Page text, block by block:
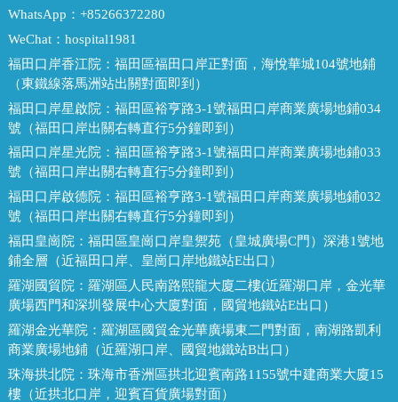
WhatsApp： +85266372280
WeChat： hospital1981
福田口岸香江院： 福田區福田口岸正對面，海悅華城104號地鋪
（東鐵線落馬洲站出關對面即到）
福田口岸星啟院： 福田區裕亨路3-1號福田口岸商業廣場地鋪034
號（福田口岸出關右轉直行5分鐘即到）
福田口岸星光院： 福田區裕亨路3-1號福田口岸商業廣場地鋪033
號（福田口岸出關右轉直行5分鐘即到）
福田口岸啟德院： 福田區裕亨路3-1號福田口岸商業廣場地鋪032
號（福田口岸出關右轉直行5分鐘即到）
福田皇崗院： 福田區皇崗口岸皇禦苑（皇城廣場C門）深港1號地
鋪全層（近福田口岸、皇崗口岸地鐵站E出口）
羅湖國貿院： 羅湖區人民南路熙龍大廈二樓(近羅湖口岸，金光華
廣場西門和深圳發展中心大廈對面，國貿地鐵站E出口）
羅湖金光華院： 羅湖區國貿金光華廣場東二門對面，南湖路凱利
商業廣場地鋪（近羅湖口岸、國貿地鐵站B出口）
珠海拱北院： 珠海市香洲區拱北迎賓南路1155號中建商業大廈15
樓（近拱北口岸，迎賓百貨廣場對面）